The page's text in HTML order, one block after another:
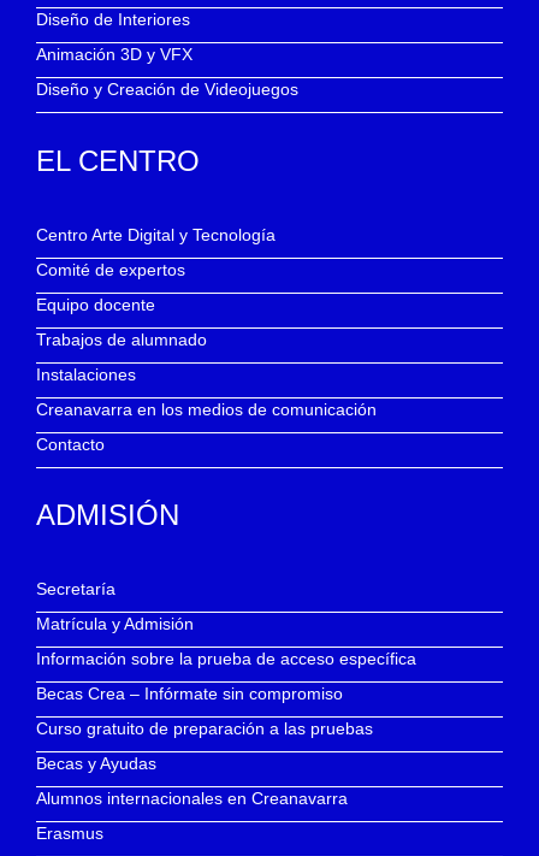
Diseño de Interiores
Animación 3D y VFX
Diseño y Creación de Videojuegos
EL CENTRO
Centro Arte Digital y Tecnología
Comité de expertos
Equipo docente
Trabajos de alumnado
Instalaciones
Creanavarra en los medios de comunicación
Contacto
ADMISIÓN
Secretaría
Matrícula y Admisión
Información sobre la prueba de acceso específica
Becas Crea – Infórmate sin compromiso
Curso gratuito de preparación a las pruebas
Becas y Ayudas
Alumnos internacionales en Creanavarra
Erasmus